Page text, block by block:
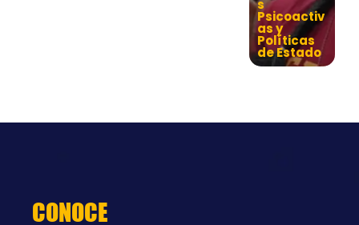
s
Psicoactiv
as y
Políticas
de Estado
CONOCE